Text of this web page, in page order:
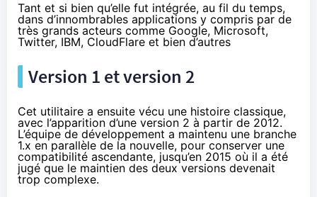
Tant et si bien qu’elle fut intégrée, au fil du temps,
dans d’innombrables applications y compris par de
très grands acteurs comme Google, Microsoft,
Twitter, IBM, CloudFlare et bien d’autres
Version 1 et version 2
Cet utilitaire a ensuite vécu une histoire classique,
avec l’apparition d’une version 2 à partir de 2012.
L’équipe de développement a maintenu une branche
1.x en parallèle de la nouvelle, pour conserver une
compatibilité ascendante, jusqu’en 2015 où il a été
jugé que le maintien des deux versions devenait
trop complexe.